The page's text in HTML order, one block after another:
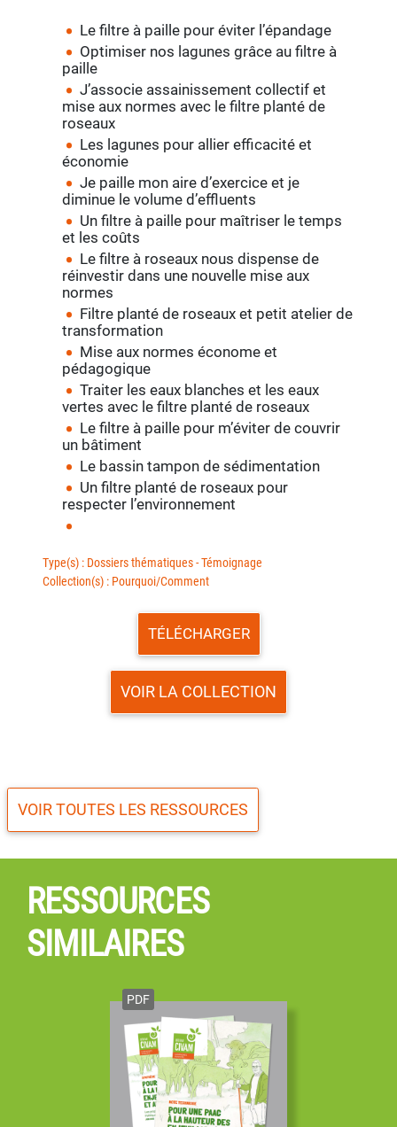
Le filtre à paille pour éviter l’épandage
Optimiser nos lagunes grâce au filtre à
paille
J’associe assainissement collectif et
mise aux normes avec le filtre planté de
roseaux
Les lagunes pour allier efficacité et
économie
Je paille mon aire d’exercice et je
diminue le volume d’effluents
Un filtre à paille pour maîtriser le temps
et les coûts
Le filtre à roseaux nous dispense de
réinvestir dans une nouvelle mise aux
normes
Filtre planté de roseaux et petit atelier de
transformation
Mise aux normes économe et
pédagogique
Traiter les eaux blanches et les eaux
vertes avec le filtre planté de roseaux
Le filtre à paille pour m’éviter de couvrir
un bâtiment
Le bassin tampon de sédimentation
Un filtre planté de roseaux pour
respecter l’environnement
Type(s) : Dossiers thématiques - Témoignage
Collection(s) : Pourquoi/Comment
TÉLÉCHARGER
VOIR LA COLLECTION
VOIR TOUTES LES RESSOURCES
RESSOURCES
SIMILAIRES
PDF